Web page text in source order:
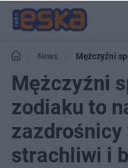
News
Mężczyźni
według Al. Są strachliwi i boją
Mężczyźni
zodiaku to
zazdrośnicy
strachliwi i